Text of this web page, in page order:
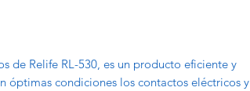
de Relife RL-530, es un producto eficiente y
óptimas condiciones los contactos eléctricos y